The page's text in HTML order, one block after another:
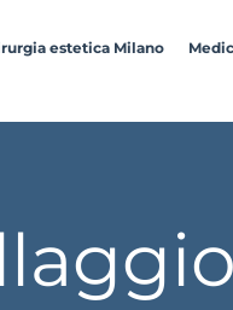
estetica Milano